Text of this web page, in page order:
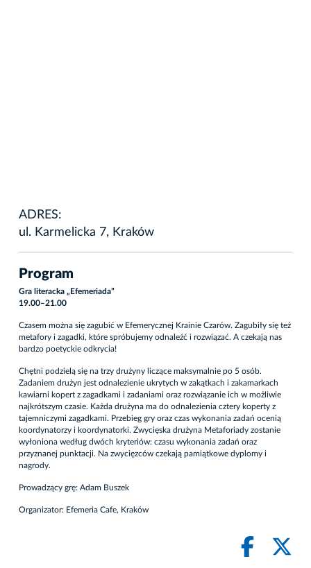
ADRES:
ul. Karmelicka 7, Kraków
Program
Gra literacka „Efemeriada”
19.00–21.00
Czasem można się zagubić w Efemerycznej Krainie Czarów. Zagubiły się też
metafory i zagadki, które spróbujemy odnaleźć i rozwiązać. A czekają nas
bardzo poetyckie odkrycia!
Chętni podzielą się na trzy drużyny liczące maksymalnie po 5 osób.
Zadaniem drużyn jest odnalezienie ukrytych w zakątkach i zakamarkach
kawiarni kopert z zagadkami i zadaniami oraz rozwiązanie ich w możliwie
najkrótszym czasie. Każda drużyna ma do odnalezienia cztery koperty z
tajemniczymi zagadkami. Przebieg gry oraz czas wykonania zadań ocenią
koordynatorzy i koordynatorki. Zwycięska drużyna Metaforiady zostanie
wyłoniona według dwóch kryteriów: czasu wykonania zadań oraz
przyznanej punktacji. Na zwycięzców czekają pamiątkowe dyplomy i
nagrody.
Prowadzący grę: Adam Buszek
Organizator: Efemeria Cafe, Kraków